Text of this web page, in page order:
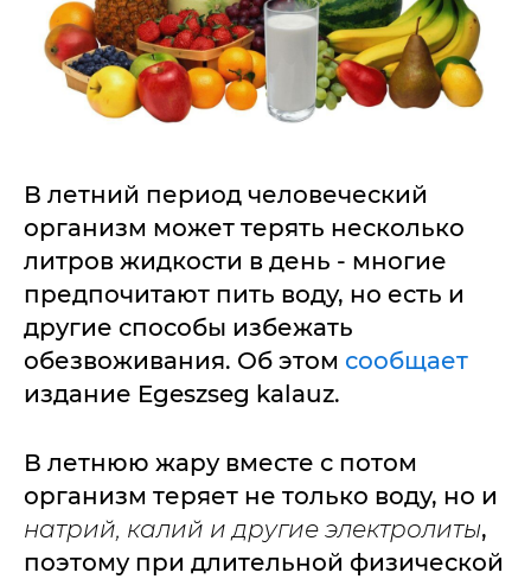
В летний период человеческий
организм может терять несколько
литров жидкости в день - многие
предпочитают пить воду, но есть и
другие способы избежать
обезвоживания. Об этом сообщает
издание Egeszseg kalauz.
В летнюю жару вместе с потом
организм теряет не только воду, но и
натрий, калий и другие электролиты,
поэтому при длительной физической